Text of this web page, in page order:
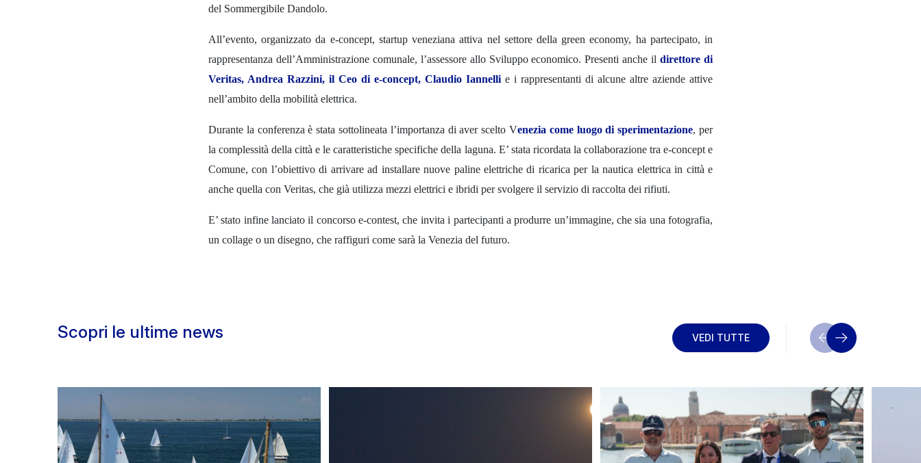
del Sommergibile Dandolo.
All’evento, organizzato da e-concept, startup veneziana attiva nel settore della green economy, ha partecipato, in
rappresentanza dell’Amministrazione comunale, l’assessore allo Sviluppo economico. Presenti anche ildirettore di
Veritas, Andrea Razzini, il Ceo di e-concept, Claudio Iannelli e i rappresentanti di alcune altre aziende attive
nell’ambito della mobilità elettrica.
Durante la conferenza è stata sottolineata l’importanza di aver scelto Venezia come luogo di sperimentazione, per
la complessità della città e le caratteristiche specifiche della laguna. E’ stata ricordata la collaborazione tra e-concept e
Comune, con l’obiettivo di arrivare ad installare nuove paline elettriche di ricarica per la nautica elettrica in città e
anche quella con Veritas, che già utilizza mezzi elettrici e ibridi per svolgere il servizio di raccolta dei rifiuti.
E’ stato infine lanciato il concorso e-contest, che invita i partecipanti a produrre un’immagine, che sia una fotografia,
un collage o un disegno, che raffiguri come sarà la Venezia del futuro.
Scopri le ultime news VEDI TUTTE